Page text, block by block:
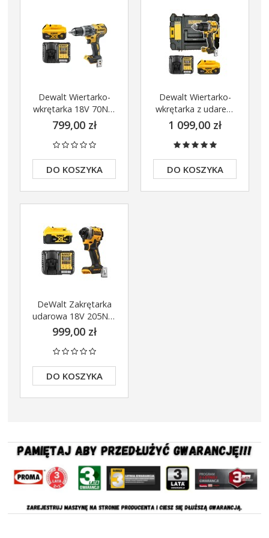
Dewalt Wiertarko-
wkrętarka 18V 70Nm
DCD796 5Ah
DCB1104
799,00 zł
DO KOSZYKA
Dewalt Wiertarko-
wkrętarka z udarem
18V 90Nm 1x5Ah
DCD805P1
1 099,00 zł
DO KOSZYKA
DeWalt Zakrętarka
udarowa 18V 205Nm
DCF850P1 1x5Ah
DCB1104
999,00 zł
DO KOSZYKA